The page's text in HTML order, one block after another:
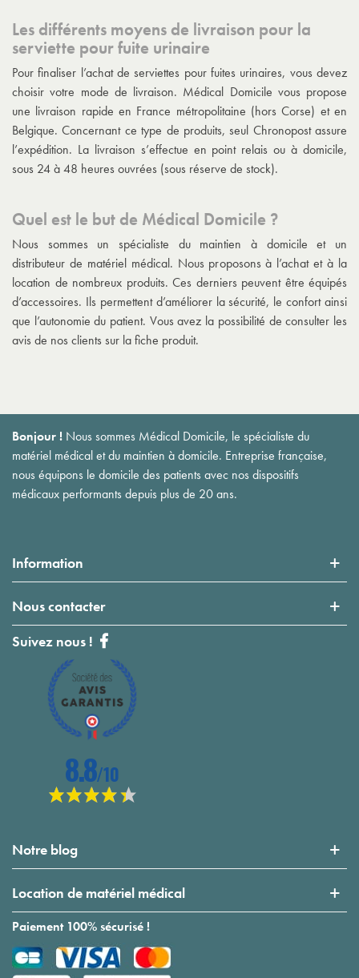
Les différents moyens de livraison pour la
serviette pour fuite urinaire
Pour finaliser l’achat de serviettes pour fuites urinaires, vous devez
choisir votre mode de livraison. Médical Domicile vous propose
une livraison rapide en France métropolitaine (hors Corse) et en
Belgique. Concernant ce type de produits, seul Chronopost assure
l’expédition. La livraison s’effectue en point relais ou à domicile,
sous 24 à 48 heures ouvrées (sous réserve de stock).
Quel est le but de Médical Domicile ?
Nous sommes un spécialiste du maintien à domicile et un
distributeur de matériel médical. Nous proposons à l’achat et à la
location de nombreux produits. Ces derniers peuvent être équipés
d’accessoires. Ils permettent d’améliorer la sécurité, le confort ainsi
que l’autonomie du patient. Vous avez la possibilité de consulter les
avis de nos clients sur la fiche produit.
Bonjour ! Nous sommes Médical Domicile, le spécialiste du
matériel médical et du maintien à domicile. Entreprise française,
nous équipons le domicile des patients avec nos dispositifs
médicaux performants depuis plus de 20 ans.
Information
Nous contacter
Suivez nous !
Notre blog
Location de matériel médical
Paiement 100% sécurisé !